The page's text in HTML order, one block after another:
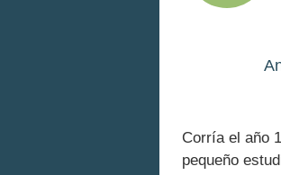
Corría el año
pequeño